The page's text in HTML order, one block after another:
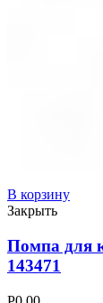
В корзину
Закрыть
Помпа для
143471